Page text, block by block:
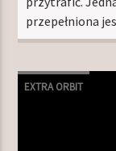
przepełniona
EXTRA ORBIT